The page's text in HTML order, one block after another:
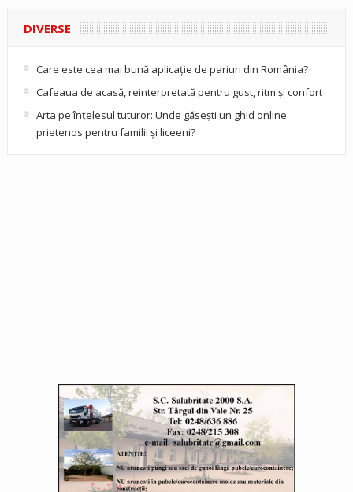
DIVERSE
Care este cea mai bună aplicație de pariuri din România?
Cafeaua de acasă, reinterpretată pentru gust, ritm și confort
Arta pe înțelesul tuturor: Unde găsești un ghid online
prietenos pentru familii și liceeni?